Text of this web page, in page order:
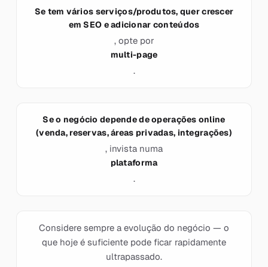
Se tem vários serviços/produtos, quer crescer
em SEO e adicionar conteúdos
, opte por
multi-page
.
Se o negócio depende de operações online
(venda, reservas, áreas privadas, integrações)
, invista numa
plataforma
.
Considere sempre a evolução do negócio — o
que hoje é suficiente pode ficar rapidamente
ultrapassado.